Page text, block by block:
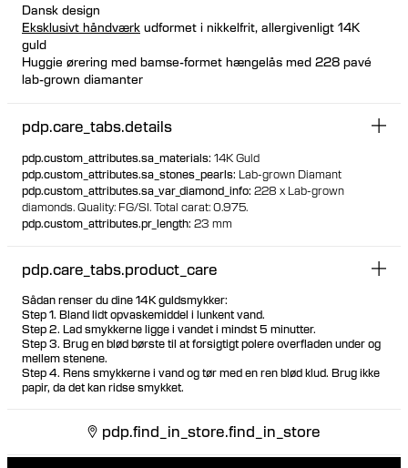
Dansk design
Eksklusivt håndværk udformet i nikkelfrit, allergivenligt 14K
guld
Huggie ørering med bamse-formet hængelås med 228 pavé
lab-grown diamanter
Kan købes enkeltvis eller som et par
30% af alt guld kommer fra fairtrade
pdp.care_tabs.details
pdp.custom_attributes.sa_materials: 14K Guld
pdp.custom_attributes.sa_stones_pearls: Lab-grown Diamant
pdp.custom_attributes.sa_var_diamond_info: 228 x Lab-grown
diamonds.Quality: FG/SI.Total carat: 0.975.
pdp.custom_attributes.pr_length: 23 mm
pdp.care_tabs.product_care
Sådan renser du dine 14K guldsmykker:
Step 1. Bland lidt opvaskemiddel i lunkent vand.
Step 2. Lad smykkerne ligge i vandet i mindst 5 minutter.
Step 3. Brug en blød børste til at forsigtigt polere overfladen under og
mellem stenene.
Step 4. Rens smykkerne i vand og tør med en ren blød klud. Brug ikke
papir, da det kan ridse smykket.
pdp.find_in_store.find_in_store